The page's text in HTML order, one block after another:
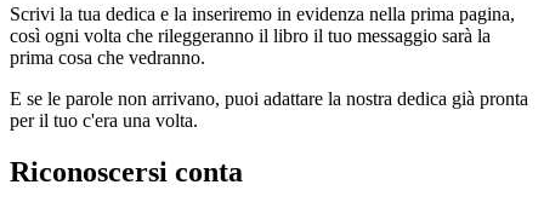
Scrivi la tua dedica e la inseriremo in evidenza nella prima pagina,
così ogni volta che rileggeranno il libro il tuo messaggio sarà la
prima cosa che vedranno.
E se le parole non arrivano, puoi adattare la nostra dedica già pronta
per il tuo c'era una volta.
Riconoscersi conta